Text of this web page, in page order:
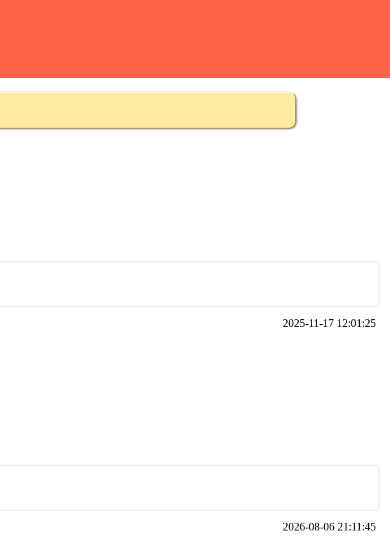
2025-11-17 12:01:25
2026-08-06 21:11:45